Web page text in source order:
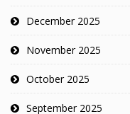
December 2025
November 2025
October 2025
September 2025